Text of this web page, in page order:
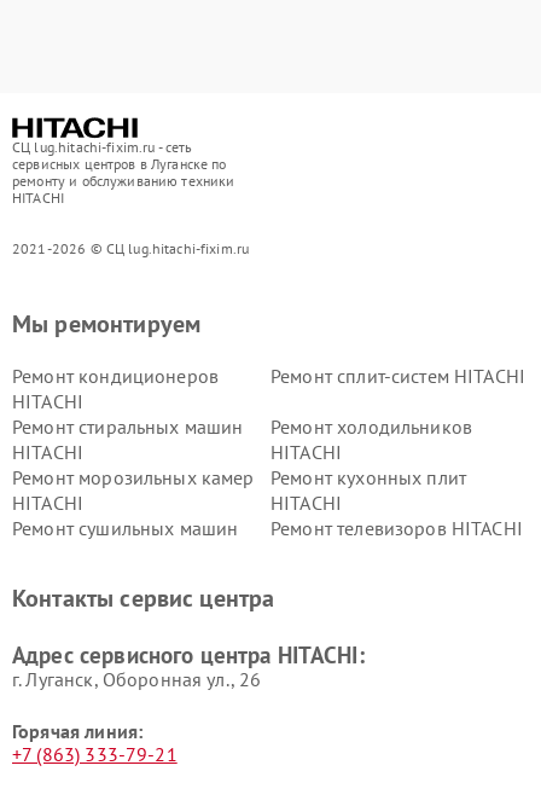
СЦ lug.hitachi-fixim.ru - сеть
сервисных центров в Луганске по
ремонту и обслуживанию техники
HITACHI
2021-2026 © СЦ lug.hitachi-fixim.ru
Мы ремонтируем
Ремонт кондиционеров
HITACHI
Ремонт сплит-систем HITACHI
Ремонт стиральных машин
HITACHI
Ремонт холодильников
HITACHI
Ремонт морозильных камер
HITACHI
Ремонт кухонных плит
HITACHI
Ремонт сушильных машин
Ремонт телевизоров HITACHI
данных HITACHI
HITACHI
HITACHI
HITACHI
Контакты сервис центра
Адрес сервисного центра HITACHI:
г. Луганск, Оборонная ул., 26
Горячая линия:
+7 (863) 333-79-21